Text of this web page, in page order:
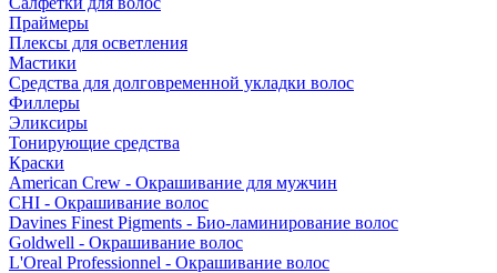
Праймеры
Плексы для осветления
Мастики
Средства для долговременной укладки волос
Филлеры
Эликсиры
Тонирующие средства
Краски
American Crew - Окрашивание для мужчин
CHI - Окрашивание волос
Davines Finest Pigments - Био-ламинирование волос
Goldwell - Окрашивание волос
L'Oreal Professionnel - Окрашивание волос